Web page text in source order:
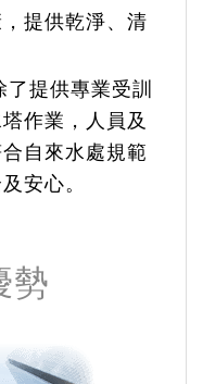
提供乾淨、清
提供專業受訓
作業，人員及
自來水處規範
安心。
勢